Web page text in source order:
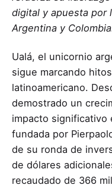
digital y apuesta por
Argentina y
Ualá, el unicornio
sigue marcando
latinoamericano.
demostrado un
impacto significativo
fundada por
de su ronda de
de dólares
recaudado de 366